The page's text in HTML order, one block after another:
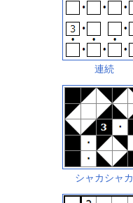
連続
シャカシャカ